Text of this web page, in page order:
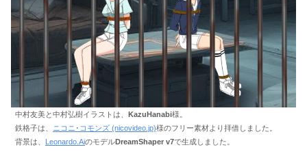
中村友美と中村弘樹イラストは、 KazuHanabi様。
鉄格子は、
ニコニ･コモンズ (nicovideo.jp)様のフリー素材より拝借しました。
背景は、
Leonardo.AiのモデルDreamShaper v7で生成しました。